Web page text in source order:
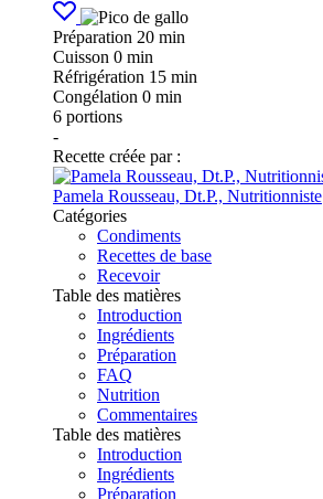
Préparation 20 min
Cuisson 0 min
Réfrigération 15 min
Congélation 0 min
6 portions
-
Recette créée par :
Pamela Rousseau, Dt.P., Nutritionniste
Catégories
Condiments
Recettes de base
Recevoir
Table des matières
Introduction
Ingrédients
Préparation
FAQ
Nutrition
Commentaires
Table des matières
Introduction
Ingrédients
Préparation